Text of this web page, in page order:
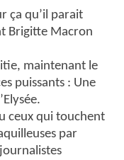
ça qu’il parait
Brigitte Macron
maintenant le
puissants : Une
ceux qui touchent
par